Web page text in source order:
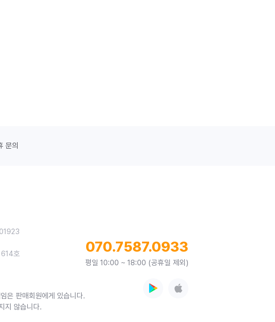
문의
호
은 판매회원에게 있습니다.
지 않습니다.
070.7587.0933
평일 10:00 ~ 18:00 (공휴일 제외)